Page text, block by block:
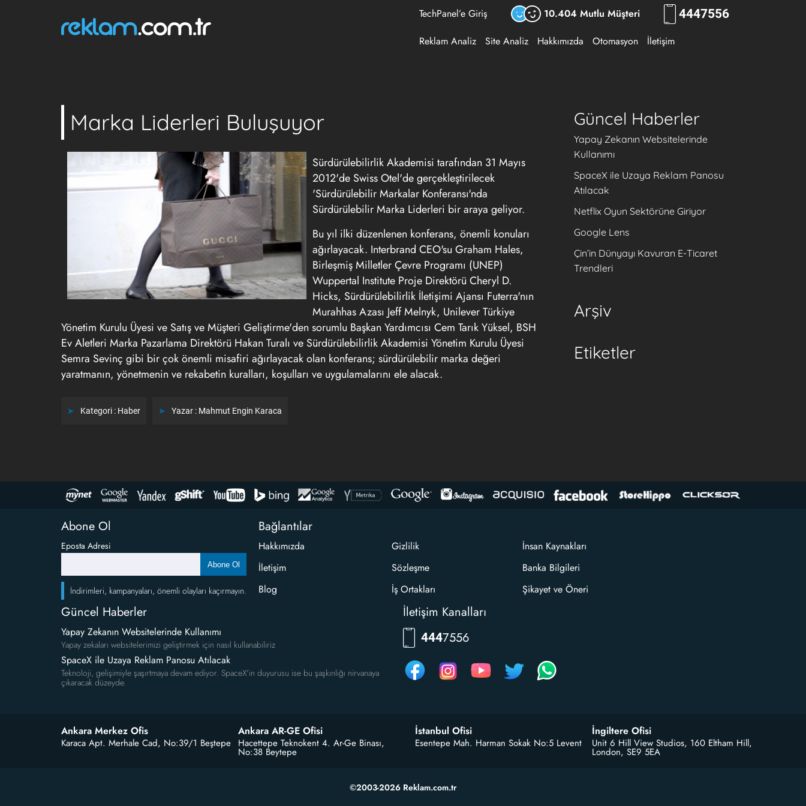
TechPanel’e Giriş 10.404 Mutlu Müşteri 4447556
Reklam Analiz Site Analiz Hakkımızda Otomasyon İletişim
Marka Liderleri Buluşuyor
Sürdürülebilirlik Akademisi tarafından 31 Mayıs
2012'de Swiss Otel'de gerçekleştirilecek
'Sürdürülebilir Markalar Konferansı'nda
Sürdürülebilir Marka Liderleri bir araya geliyor.
Bu yıl ilki düzenlenen konferans, önemli konuları
ağırlayacak. Interbrand CEO'su Graham Hales,
Birleşmiş Milletler Çevre Programı (UNEP)
Wuppertal Institute Proje Direktörü Cheryl D.
Hicks, Sürdürülebilirlik İletişimi Ajansı Futerra'nın
Murahhas Azası Jeff Melnyk, Unilever Türkiye
Yönetim Kurulu Üyesi ve Satış ve Müşteri Geliştirme'den sorumlu Başkan Yardımcısı Cem Tarık Yüksel, BSH
Ev Aletleri Marka Pazarlama Direktörü Hakan Turalı ve Sürdürülebilirlik Akademisi Yönetim Kurulu Üyesi
Semra Sevinç gibi bir çok önemli misafiri ağırlayacak olan konferans; sürdürülebilir marka değeri
yaratmanın, yönetmenin ve rekabetin kuralları, koşulları ve uygulamalarını ele alacak.
Kategori : Haber Yazar : Mahmut Engin Karaca
Güncel Haberler
Yapay Zekanın Websitelerinde
Kullanımı
SpaceX ile Uzaya Reklam Panosu
Atılacak
Netflix Oyun Sektörüne Giriyor
Google Lens
Çin’in Dünyayı Kavuran E-Ticaret
Trendleri
Arşiv
Etiketler
Abone Ol
Eposta Adresi
Abone Ol
İndirimleri, kampanyaları, önemli olayları kaçırmayın.
Güncel Haberler
Yapay Zekanın Websitelerinde Kullanımı
Yapay zekaları websitelerimizi geliştirmek için nasıl kullanabiliriz
SpaceX ile Uzaya Reklam Panosu Atılacak
Teknoloji, gelişimiyle şaşırtmaya devam ediyor. SpaceX'in duyurusu ise bu şaşkınlığı nirvanaya
çıkaracak düzeyde.
Bağlantılar
Hakkımızda
İletişim
Blog
Gizlilik
Sözleşme
İş Ortakları
İnsan Kaynakları
Banka Bilgileri
Şikayet ve Öneri
İletişim Kanalları
4447556
Ankara Merkez Ofis
Karaca Apt. Merhale Cad, No:39/1 Beştepe
Ankara AR-GE Ofisi
Hacettepe Teknokent 4. Ar-Ge Binası,
No:38 Beytepe
İstanbul Ofisi
Esentepe Mah. Harman Sokak No:5 Levent
İngiltere Ofisi
Unit 6 Hill View Studios, 160 Eltham Hill,
London, SE9 5EA
©2003-2026 Reklam.com.tr